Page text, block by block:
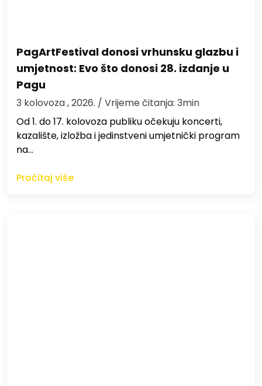
PagArtFestival donosi vrhunsku glazbu i
umjetnost: Evo što donosi 28. izdanje u
Pagu
3 kolovoza , 2026. / Vrijeme čitanja: 3min
Od 1. do 17. kolovoza publiku očekuju koncerti,
kazalište, izložba i jedinstveni umjetnički program
na…
Pročitaj više